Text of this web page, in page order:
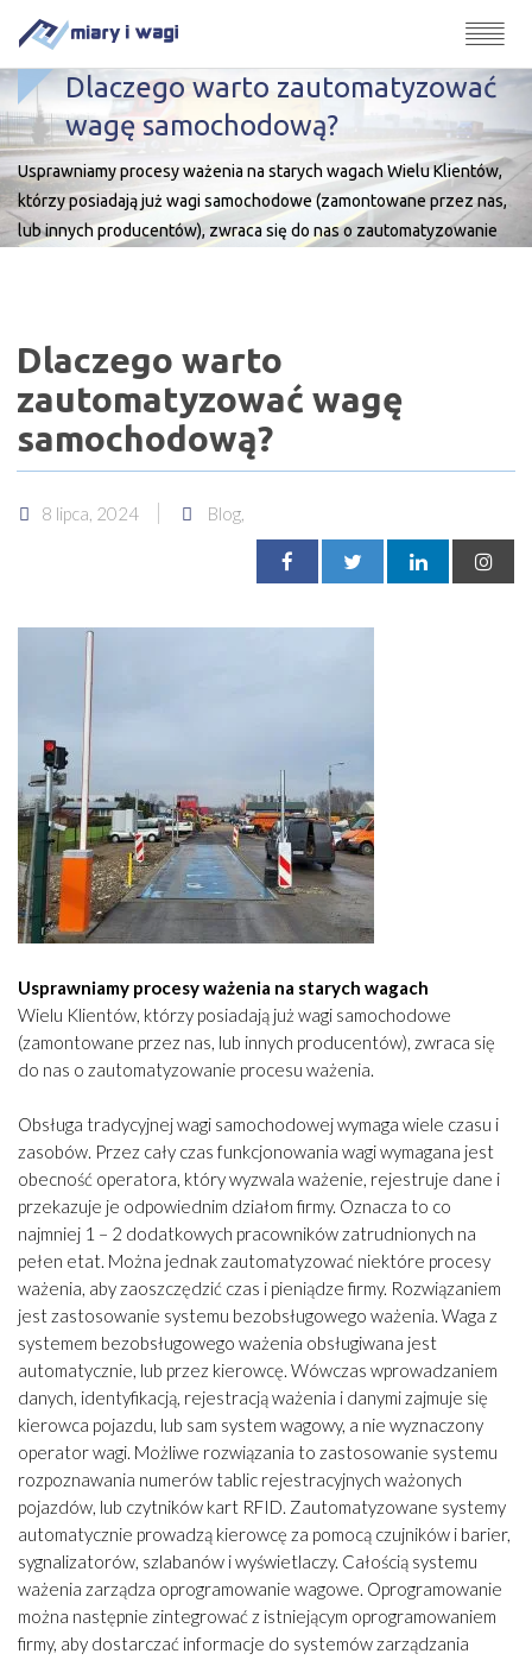
Dlaczego warto zautomatyzować
wagę samochodową?
Usprawniamy procesy ważenia na starych wagach Wielu Klientów,
którzy posiadają już wagi samochodowe (zamontowane przez nas,
lub innych producentów), zwraca się do nas o zautomatyzowanie
rejestruje dane i przekazuje je odpowiednim […]
Dlaczego warto
zautomatyzować wagę
samochodową?
8 lipca, 2024 Blog,
Usprawniamy procesy ważenia na starych wagach
Wielu Klientów, którzy posiadają już wagi samochodowe
(zamontowane przez nas, lub innych producentów), zwraca się
do nas o zautomatyzowanie procesu ważenia.
Obsługa tradycyjnej wagi samochodowej wymaga wiele czasu i
zasobów. Przez cały czas funkcjonowania wagi wymagana jest
obecność operatora, który wyzwala ważenie, rejestruje dane i
przekazuje je odpowiednim działom firmy. Oznacza to co
najmniej 1 – 2 dodatkowych pracowników zatrudnionych na
pełen etat. Można jednak zautomatyzować niektóre procesy
ważenia, aby zaoszczędzić czas i pieniądze firmy. Rozwiązaniem
jest zastosowanie systemu bezobsługowego ważenia. Waga z
systemem bezobsługowego ważenia obsługiwana jest
automatycznie, lub przez kierowcę. Wówczas wprowadzaniem
danych, identyfikacją, rejestracją ważenia i danymi zajmuje się
kierowca pojazdu, lub sam system wagowy, a nie wyznaczony
operator wagi. Możliwe rozwiązania to zastosowanie systemu
rozpoznawania numerów tablic rejestracyjnych ważonych
pojazdów, lub czytników kart RFID. Zautomatyzowane systemy
automatycznie prowadzą kierowcę za pomocą czujników i barier,
sygnalizatorów, szlabanów i wyświetlaczy. Całością systemu
ważenia zarządza oprogramowanie wagowe. Oprogramowanie
można następnie zintegrować z istniejącym oprogramowaniem
firmy, aby dostarczać informacje do systemów zarządzania